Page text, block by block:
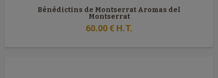
Bénédictins de Montserrat Aromas del
Montserrat
60.00€ H.T.